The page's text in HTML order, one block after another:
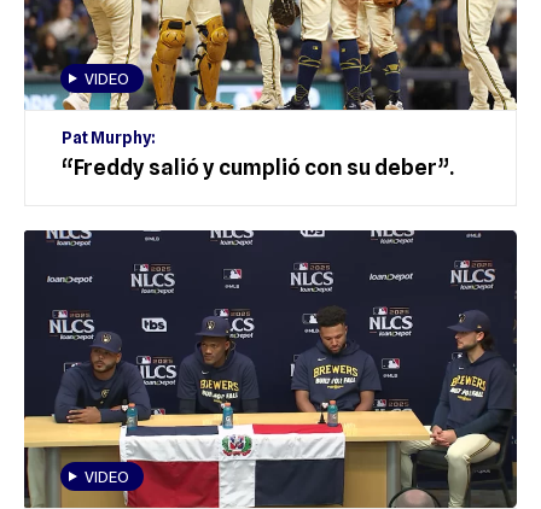
VIDEO
Pat Murphy:
“Freddy salió y cumplió con su deber”.
VIDEO